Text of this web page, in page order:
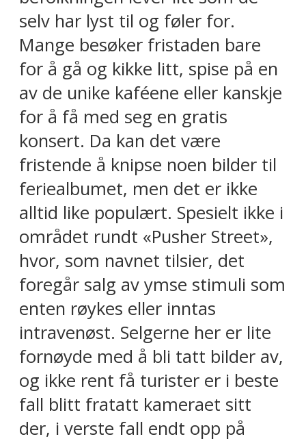
selv har lyst til og føler for.
Mange besøker fristaden bare
for å gå og kikke litt, spise på en
av de unike kaféene eller kanskje
for å få med seg en gratis
konsert. Da kan det være
fristende å knipse noen bilder til
feriealbumet, men det er ikke
alltid like populært. Spesielt ikke i
området rundt «Pusher Street»,
hvor, som navnet tilsier, det
foregår salg av ymse stimuli som
enten røykes eller inntas
intravenøst. Selgerne her er lite
fornøyde med å bli tatt bilder av,
og ikke rent få turister er i beste
fall blitt fratatt kameraet sitt
der, i verste fall endt opp på